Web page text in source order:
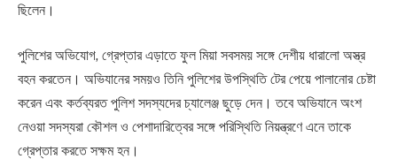
ছিলেন।
পুলিশের অভিযোগ, গ্রেপ্তার এড়াতে ফুল মিয়া সবসময় সঙ্গে দেশীয় ধারালো অস্ত্র
বহন করতেন। অভিযানের সময়ও তিনি পুলিশের উপস্থিতি টের পেয়ে পালানোর চেষ্টা
করেন এবং কর্তব্যরত পুলিশ সদস্যদের চ্যালেঞ্জ ছুড়ে দেন। তবে অভিযানে অংশ
নেওয়া সদস্যরা কৌশল ও পেশাদারিত্বের সঙ্গে পরিস্থিতি নিয়ন্ত্রণে এনে তাকে
গ্রেপ্তার করতে সক্ষম হন।